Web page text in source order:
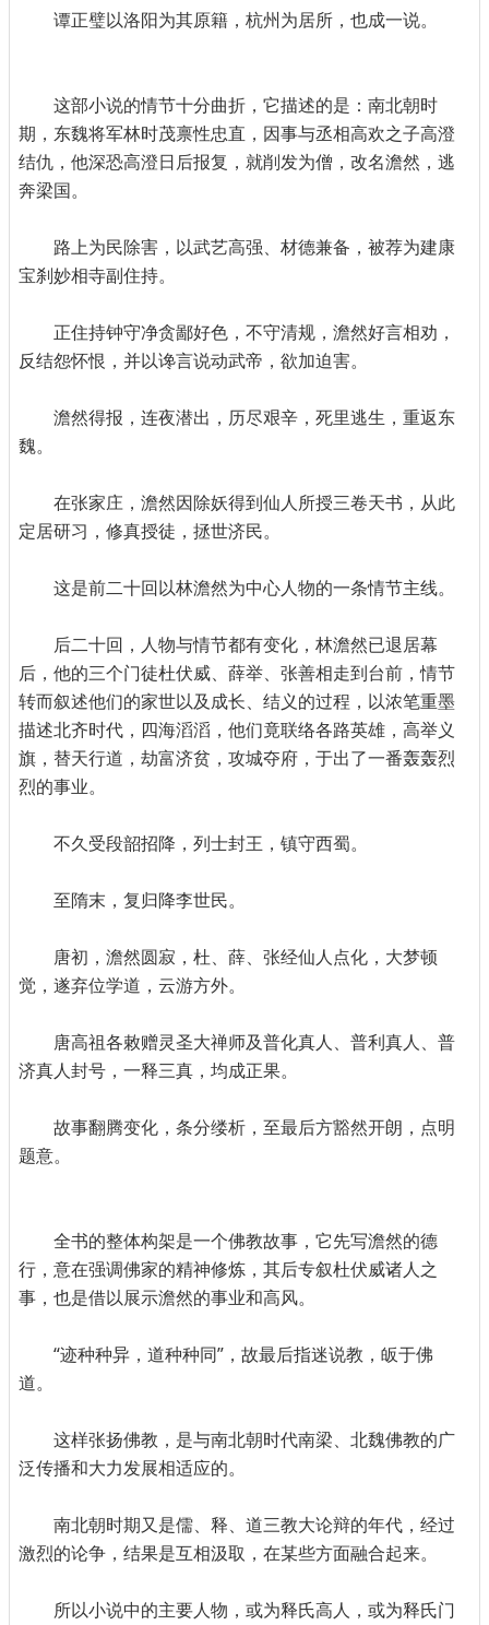
谭正璧以洛阳为其原籍，杭州为居所，也成一说。
这部小说的情节十分曲折，它描述的是：南北朝时
期，东魏将军林时茂禀性忠直，因事与丞相高欢之子高澄
结仇，他深恐高澄日后报复，就削发为僧，改名澹然，逃
奔梁国。
路上为民除害，以武艺高强、材德兼备，被荐为建康
宝刹妙相寺副住持。
正住持钟守净贪鄙好色，不守清规，澹然好言相劝，
反结怨怀恨，并以谗言说动武帝，欲加迫害。
澹然得报，连夜潜出，历尽艰辛，死里逃生，重返东
魏。
在张家庄，澹然因除妖得到仙人所授三卷天书，从此
定居研习，修真授徒，拯世济民。
这是前二十回以林澹然为中心人物的一条情节主线。
后二十回，人物与情节都有变化，林澹然已退居幕
后，他的三个门徒杜伏威、薛举、张善相走到台前，情节
转而叙述他们的家世以及成长、结义的过程，以浓笔重墨
描述北齐时代，四海滔滔，他们竟联络各路英雄，高举义
旗，替天行道，劫富济贫，攻城夺府，于出了一番轰轰烈
烈的事业。
不久受段韶招降，列士封王，镇守西蜀。
至隋末，复归降李世民。
唐初，澹然圆寂，杜、薛、张经仙人点化，大梦顿
觉，遂弃位学道，云游方外。
唐高祖各敕赠灵圣大禅师及普化真人、普利真人、普
济真人封号，一释三真，均成正果。
故事翻腾变化，条分缕析，至最后方豁然开朗，点明
题意。
全书的整体构架是一个佛教故事，它先写澹然的德
行，意在强调佛家的精神修炼，其后专叙杜伏威诸人之
事，也是借以展示澹然的事业和高风。
“迹种种异，道种种同”，故最后指迷说教，皈于佛
道。
这样张扬佛教，是与南北朝时代南梁、北魏佛教的广
泛传播和大力发展相适应的。
南北朝时期又是儒、释、道三教大论辩的年代，经过
激烈的论争，结果是互相汲取，在某些方面融合起来。
所以小说中的主要人物，或为释氏高人，或为释氏门